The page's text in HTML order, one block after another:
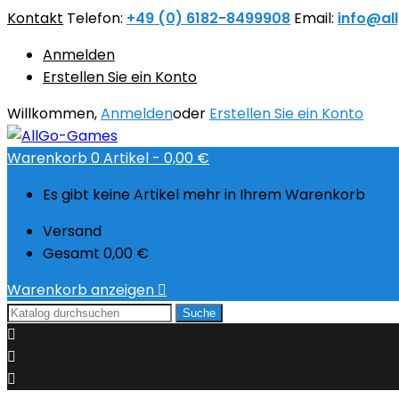
Kontakt Telefon: +49 (0) 6182-8499908 Email:
Anmelden
Erstellen Sie ein Konto
Willkommen,Anmeldenoder Erstellen Sie ein Konto
Warenkorb0Artikel - 0,00 €
Es gibt keine Artikel mehr in Ihrem Warenkorb
Versand
Gesamt 0,00 €
Warenkorb anzeigen 
Suche


